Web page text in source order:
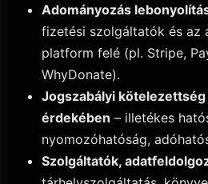
Adományozás
fizetési szolgáltatók és az
platform felé (pl. Stripe,
WhyDonate).
Jogszabályi
érdekében – illetékes
nyomozóhatóság,
Szolgáltatók,